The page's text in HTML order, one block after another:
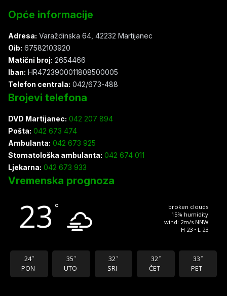
Opće informacije
Adresa: Varaždinska 64, 42232 Martijanec
Oib: 67582103920
Matični broj: 2654466
Iban: HR4723900011808500005
Telefon centrala: 042/673-488
Brojevi telefona
DVD Martijanec: 042 207 894
Pošta: 042 673 474
Ambulanta: 042 673 925
Stomatološka ambulanta: 042 674 011
Ljekarna: 042 673 933
Vremenska prognoza
23 °
broken clouds
15% humidity
wind: 2m/s NNW
H 23 • L 23
24 °
PON
35 °
UTO
32 °
SRI
32 °
ČET
33 °
PET